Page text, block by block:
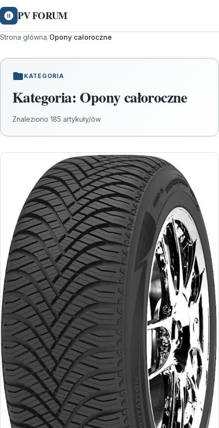
PV FORUM
Strona główna/Opony całoroczne
KATEGORIA
Kategoria: Opony całoroczne
Znaleziono 185 artykuły/ów